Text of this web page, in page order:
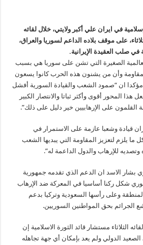
في ايران علي أكبر ولايتي، خلال لقائه
على موقف بلاده الداعم لسوريا والعراق،
صلب العقيدة الإيرانية.
الصغیرة التي تشن علی سوریا هي بسبب
وأن من یشنون هذه الحرب کانوا یسعون
ان “صمود الشعب والقیادة السوریة أفشل
المحور أقوی وأکثر ثباتا والانتصار الکبیر
علی الإرهابیین خیر دلیل علی ذلك”.
قیادة وشعبا عازمة علی الاستمرار في
ما یلزم لتعزیز المقاومة التي یبدیها الشعب
للإرهاب والدول الداعمة له”.
بشار الاسد ان الدعم الذي تقدمه جمهوریة
شکل رکنا أساسیا في المعرکة ضد الإرهاب
وعلی رأسها السعودیة وترکیا بدعم
الجرائم بحق المواطنین السوریین.
الثلاثاء مستشار قائد الثورة الاسلامیة إن
الدولي ولم یعد بإمکان أي جهة تجاهله